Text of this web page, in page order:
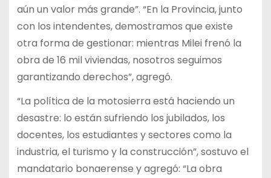
aún un valor más grande”. “En la Provincia, junto
con los intendentes, demostramos que existe
otra forma de gestionar: mientras Milei frenó la
obra de 16 mil viviendas, nosotros seguimos
garantizando derechos”, agregó.
“La política de la motosierra está haciendo un
desastre: lo están sufriendo los jubilados, los
docentes, los estudiantes y sectores como la
industria, el turismo y la construcción”, sostuvo el
mandatario bonaerense y agregó: “La obra